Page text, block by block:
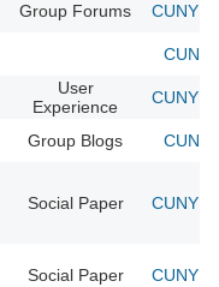
Group Forums CUNY
CUNY
User
Experience
CUNY
Group Blogs CUNY
Social Paper CUNY
Social Paper CUNY